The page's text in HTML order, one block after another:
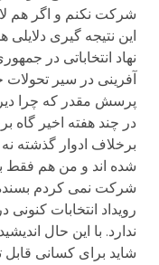
شرکت نکنم و اگر هم
این نتیجه گیری
نهاد انتخاباتی در
پرسش مقدر که چرا
در چند هفته اخیر گاه
برخلاف ادوار گذشته
شده اند و من هم فقط
شرکت نمی کردم بسنده
رویداد انتخابات
ندارد. با این حال